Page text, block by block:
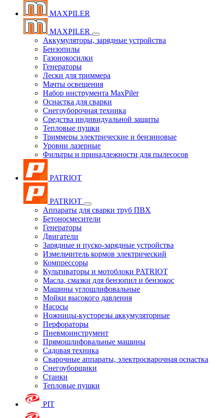
MAXPILER
MAXPILER
Аккумуляторы, зарядные устройства
Бензопилы
Газонокосилки
Генераторы
Лески для триммера
Мачты освещения
Набор инструмента MaxPiler
Оснастка для сварки
Снегоуборочная техника
Средства индивидуальной защиты
Тепловые пушки
Триммеры электрические и бензиновые
Уровни лазерные
Фильтры и принадлежности для пылесосов
PATRIOT
PATRIOT
Аппараты для сварки труб ПВХ
Бетоносмесители
Генераторы
Двигатели
Зарядные и пуско-зарядные устройства
Измельчитель кормов электрический
Компрессоры
Культиваторы и мотоблоки PATRIOT
Масла, смазки для бензопил и бензокос
Машины углошлифовальные
Мойки высокого давления
Насосы
Ножницы-кусторезы аккумуляторные
Перфораторы
Пневмоинструмент
Прямошлифовальные машины
Садовая техника
Сварочные аппараты, электросварочная оснастка
Снегоуборщики
Станки
Тепловые пушки
PIT